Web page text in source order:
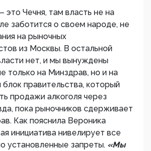
это Чечня, там власть не на
заботится о своем народе, не
на рыночных
из Москвы. В остальной
нет, и мы вынуждены
только на Минздрав, но и на
блок правительства, который
продажи алкоголя через
пока рыночников сдерживает
Как пояснила Вероника
инициатива нивелирует все
установленные запреты. «Мы